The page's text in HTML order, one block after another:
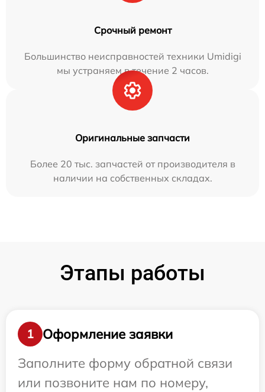
Срочный ремонт
Большинство неисправностей техники Umidigi
мы устраняем в течение 2 часов.
Оригинальные запчасти
Более 20 тыс. запчастей от производителя в
наличии на собственных складах.
Этапы работы
1
Оформление заявки
Заполните форму обратной связи
или позвоните нам по номеру,